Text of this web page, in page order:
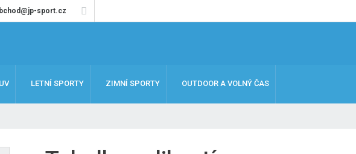
sport.cz
LETNÍ SPORTY ZIMNÍ SPORTY OUTDOOR A VOLNÝ ČAS